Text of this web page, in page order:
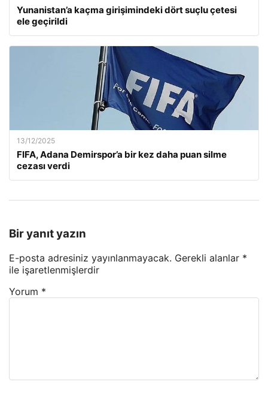
Yunanistan’a kaçma girişimindeki dört suçlu çetesi
ele geçirildi
13/12/2025
FIFA, Adana Demirspor’a bir kez daha puan silme
cezası verdi
Bir yanıt yazın
E-posta adresiniz yayınlanmayacak. Gerekli alanlar *
ile işaretlenmişlerdir
Yorum *